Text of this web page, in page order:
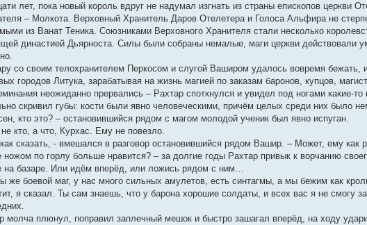
лет, пока новый король вдруг не надумал изгнать из страны епископов церкви
– Молкота. Верховный Хранитель Даров Отелетера и Голоса Альфира не
из Ванат Теника. Союзниками Верховного Хранителя стали несколько
династией Дьярноста. Силы были собраны немалые, маги церкви действовали
со своим телохранителем Перкосом и слугой Ваширом удалось вовремя
городов Литука, зарабатывая на жизнь магией по заказам баронов, купцов,
неожиданно прервались – Рахтар споткнулся и увидел под ногами какие-
скривил губы: кости были явно человеческими, причём целых среди них было
кто это? – остановившийся рядом с магом молодой ученик был явно испуган.
кто, а что, Курхас. Ему не повезло.
сказать, - вмешался в разговор остановившийся рядом Вашир. – Может, ему как
ножом по горлу больше нравится? – за долгие годы Рахтар привык к ворчанию
на базаре. Или идём вперёд, или ложись рядом с ним…
же боевой маг, у нас много сильных амулетов, есть синтагмы, а мы бежим как
я сказал. Ты сам знаешь, что у барона хорошие солдаты, и всех вас я не смогу
молча плюнул, поправил заплечный мешок и быстро зашагал вперёд, на ходу